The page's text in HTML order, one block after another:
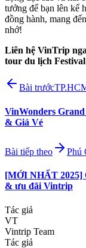
tưởng để bạn lên kế
đồng hành, mang
nhớ!
Liên hệ VinTrip
tour du lịch
Bài trước
VinWonders
& Giá Vé
Bài tiếp theo Phú
[MỚI NHẤT 2025]
& ưu đãi Vintrip
Tác giả
VT
Vintrip Team
Tác giả